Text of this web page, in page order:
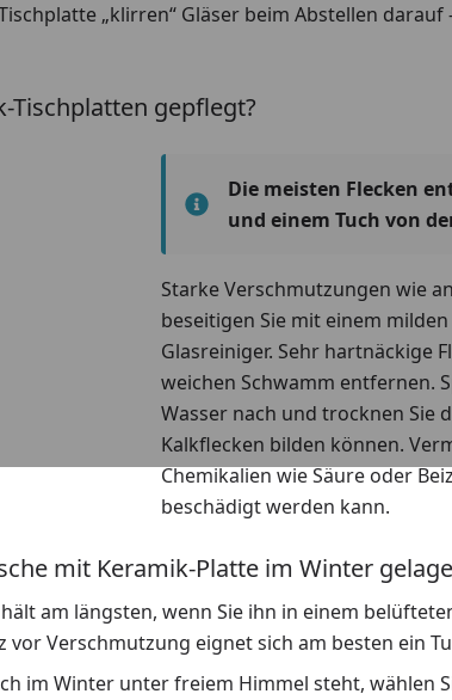
„klirren“ Gläser beim Abstellen
Tischplatten gepflegt?
Die meisten Flecken
und einem Tuch von
Starke Verschmutzungen wie
beseitigen Sie mit einem
Glasreiniger. Sehr hartnäckige
weichen Schwamm entfernen.
Wasser nach und trocknen Sie
Kalkflecken bilden können.
Chemikalien wie Säure oder
beschädigt werden kann.
mit Keramik-Platte im Winter
am längsten, wenn Sie ihn in einem
Verschmutzung eignet sich am besten ein
im Winter unter freiem Himmel steht, wählen